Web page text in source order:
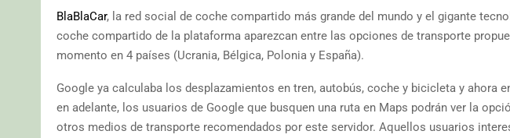
BlaBlaCar, la red social de coche compartido más grande del mundo y el gigante
coche compartido de la plataforma aparezcan entre las opciones de transporte
momento en 4 países (Ucrania, Bélgica, Polonia y España).
Google ya calculaba los desplazamientos en tren, autobús, coche y bicicleta y ahora
en adelante, los usuarios de Google que busquen una ruta en Maps podrán ver la
otros medios de transporte recomendados por este servidor. Aquellos usuarios